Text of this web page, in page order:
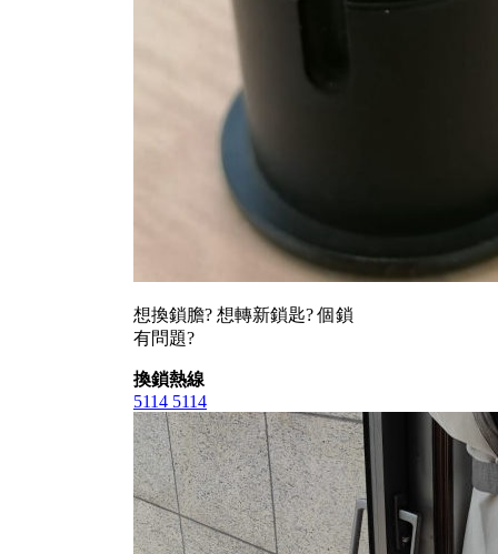
想換鎖膽? 想轉新鎖匙? 個鎖
有問題?
換鎖熱線
5114 5114